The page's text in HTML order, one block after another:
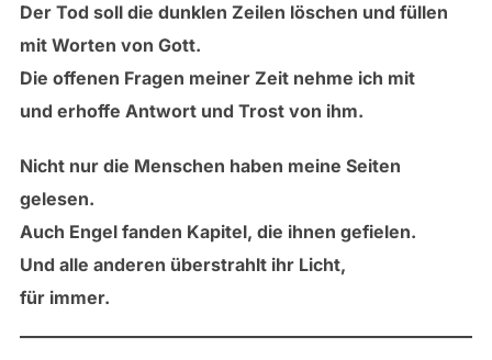
Der Tod soll die dunklen Zeilen löschen und füllen
mit Worten von Gott.
Die offenen Fragen meiner Zeit nehme ich mit
und erhoffe Antwort und Trost von ihm.
Nicht nur die Menschen haben meine Seiten
gelesen.
Auch Engel fanden Kapitel, die ihnen gefielen.
Und alle anderen überstrahlt ihr Licht,
für immer.